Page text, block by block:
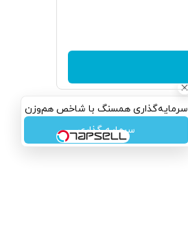
سرمایه‌گذاری همسنگ با شاخص هم‌وزن
سرمایه گذاری